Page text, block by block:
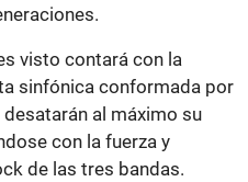
visto contará con la
sinfónica conformada por
al máximo su
con la fuerza y
de las tres bandas.